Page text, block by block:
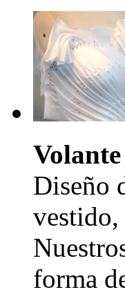
Diseño
vestido,
forma